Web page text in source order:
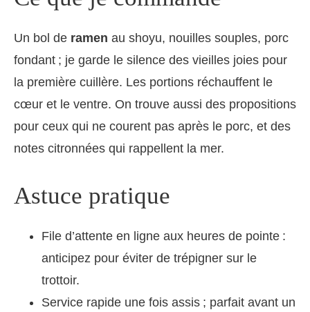
Un bol de ramen au shoyu, nouilles souples, porc
fondant ; je garde le silence des vieilles joies pour
la première cuillère. Les portions réchauffent le
cœur et le ventre. On trouve aussi des propositions
pour ceux qui ne courent pas après le porc, et des
notes citronnées qui rappellent la mer.
Astuce pratique
File d’attente en ligne aux heures de pointe :
anticipez pour éviter de trépigner sur le
trottoir.
Service rapide une fois assis ; parfait avant un